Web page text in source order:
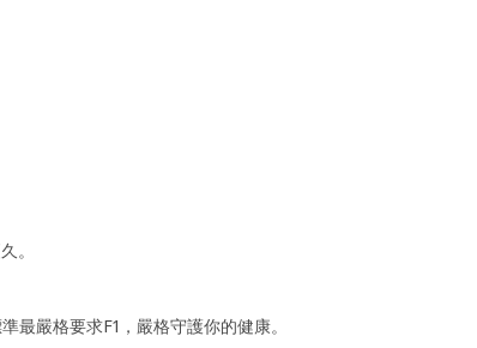
。
最嚴格要求F1，嚴格守護你的健康。